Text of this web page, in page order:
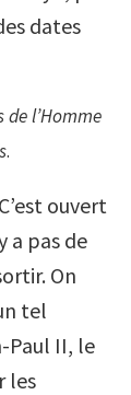
dates
de l’Homme
.
ouvert
a pas de
On
tel
Paul II, le
les